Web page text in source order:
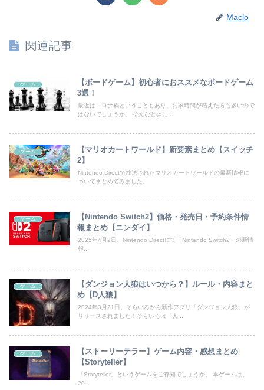
Maclo
関連記事
ゲーム
【ボードゲーム】初心者におススメなボードゲーム
3選！
最近はコロナ禍ということもあり、お家時間が増えた方も多いので
はないでしょうか。 そんなときに...
ゲーム
【マリオカートワールド】新要素まとめ【スイッチ
2】
Nintendo Directで放送されたマリオカートワールドの最新情報に
ついてまとめてみました。
ゲーム
【Nintendo Switch2】価格・発売日・予約条件情
報まとめ【ニンダイ】
2025年4月2日、Nintendo Directにて「Nintendo Switch2」の新情
報...
ゲーム
【ダンジョン人狼はいつから？】ルール・内容まと
め【D人狼】
2024年3月21日、そらいろから新作アプリ「ダンジョン人狼」が
リリースされました！そらいろは「人...
ゲーム
【ストーリーテラー】ゲーム内容・感想まとめ
【Storyteller】
「Storyteller」というゲームをご存知でしょうか。 本ゲームは、
20...